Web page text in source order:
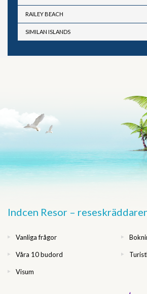
RAILEY BEACH
SIMILAN ISLANDS
Indcen Resor –
Vanliga frågor
Våra 10 budord
Visum